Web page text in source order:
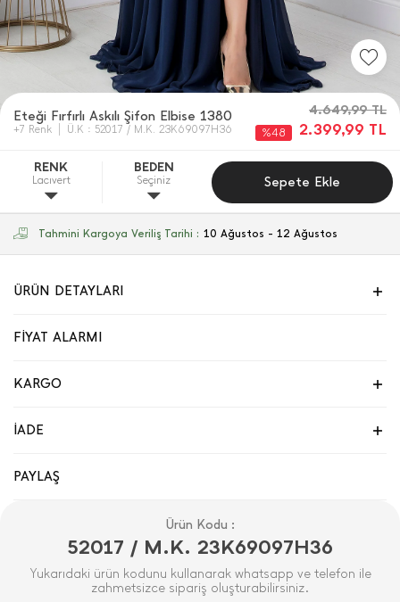
Eteği Fırfırlı Askılı Şifon Elbise 1380
+7 Renk Ü.K : 52017 / M.K. 23K69097H36
4.649,99TL
2.399,99 TL
%48
RENK
Lacıvert
BEDEN
Seçiniz Sepete Ekle
Tahmini Kargoya Veriliş Tarihi : 10 Ağustos - 12 Ağustos
ÜRÜN DETAYLARI
FİYAT ALARMI
KARGO
İADE
PAYLAŞ
Ürün Kodu :
52017 / M.K. 23K69097H36
Yukarıdaki ürün kodunu kullanarak whatsapp ve telefon ile
zahmetsizce sipariş oluşturabilirsiniz.